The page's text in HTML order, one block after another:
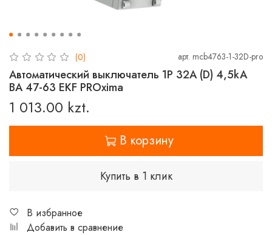
(0) арт. mcb4763-1-32D-pro
Автоматический выключатель 1P 32А (D) 4,5kA
ВА 47-63 EKF PROxima
1 013.00 kzt.
В корзину
Купить в 1 клик
В избранное
Добавить в сравнение